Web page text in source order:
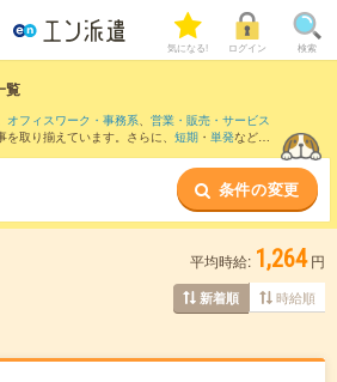
気になる! ログイン 検索
覧
オフィスワーク・事務系、 営業・販売・サービス
を取り揃えています。さらに、 短期 ・ 単発などの
上越妙高駅
など近隣駅
条件の変更
平均時給: 1,264 円
新着順 時給順